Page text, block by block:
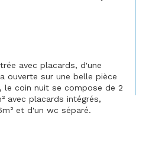
avec placards, d'une
ouverte sur une belle pièce
le coin nuit se compose de 2
avec placards intégrés,
et d'un wc séparé.